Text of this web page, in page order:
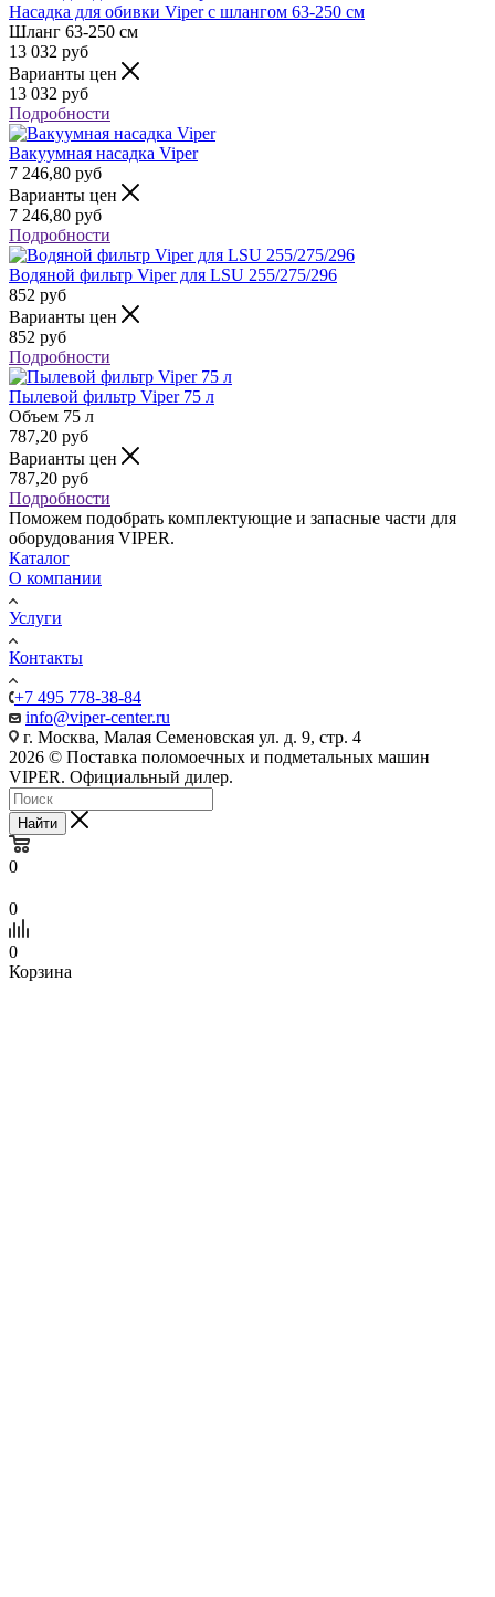
Насадка для обивки Viper с шлангом 63-250 см
Шланг 63-250 см
13 032 руб
Варианты цен
13 032 руб
Подробности
Вакуумная насадка Viper
7 246,80 руб
Варианты цен
7 246,80 руб
Подробности
Водяной фильтр Viper для LSU 255/275/296
852 руб
Варианты цен
852 руб
Подробности
Пылевой фильтр Viper 75 л
Объем 75 л
787,20 руб
Варианты цен
787,20 руб
Подробности
Поможем подобрать комплектующие и запасные части для
оборудования VIPER.
Каталог
О компании
Услуги
Контакты
+7 495 778-38-84
info@viper-center.ru
г. Москва, Малая Семеновская ул. д. 9, стр. 4
2026 © Поставка поломоечных и подметальных машин
VIPER. Официальный дилер.
Найти
0
0
0
Корзина